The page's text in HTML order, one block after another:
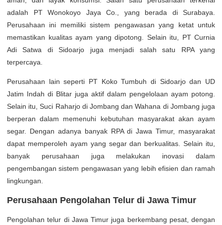
adalah PT Wonokoyo Jaya Co., yang berada di Surabaya.
Perusahaan ini memiliki sistem pengawasan yang ketat untuk
memastikan kualitas ayam yang dipotong. Selain itu, PT Curnia
Adi Satwa di Sidoarjo juga menjadi salah satu RPA yang
terpercaya.
Perusahaan lain seperti PT Koko Tumbuh di Sidoarjo dan UD
Jatim Indah di Blitar juga aktif dalam pengelolaan ayam potong.
Selain itu, Suci Raharjo di Jombang dan Wahana di Jombang juga
berperan dalam memenuhi kebutuhan masyarakat akan ayam
segar. Dengan adanya banyak RPA di Jawa Timur, masyarakat
dapat memperoleh ayam yang segar dan berkualitas. Selain itu,
banyak perusahaan juga melakukan inovasi dalam
pengembangan sistem pengawasan yang lebih efisien dan ramah
lingkungan.
Perusahaan Pengolahan Telur di Jawa Timur
Pengolahan telur di Jawa Timur juga berkembang pesat, dengan